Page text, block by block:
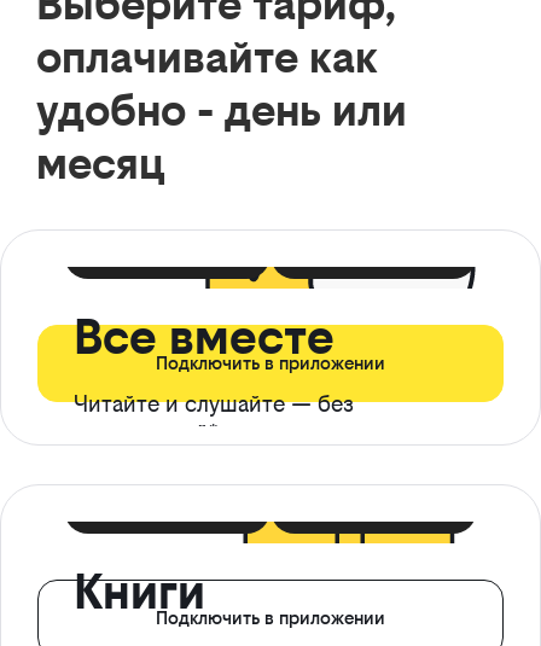
оплачивайте как
удобно - день или
месяц
Все вместе
Читайте и слушайте — без
ограничений*
Подключить в приложении
КнигиПодключить в приложении